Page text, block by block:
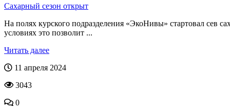
Сахарный сезон открыт
На полях курского подразделения «ЭкоНивы» стартовал сев
условиях это позволит ...
Читать далее
11 апреля 2024
3043
0